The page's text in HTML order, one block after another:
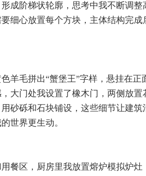
成阶梯状轮廓，思考中我不断调
细心放置每个方块，主体结构完成
羊毛拼出“蟹堡王”字样，悬挂在正
大门处我设置了橡木门，两侧放置
砂砾和石块铺设，这些细节让建筑
世界更生动。
餐区，厨房里我放置熔炉模拟炉